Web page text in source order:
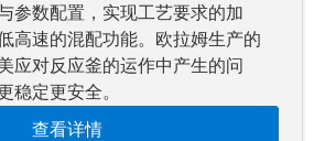
参数配置，实现工艺要求的加
高速的混配功能。欧拉姆生产的
应对反应釜的运作中产生的问
稳定更安全。
查看详情